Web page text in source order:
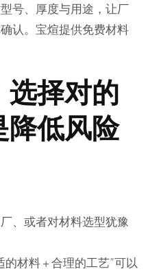
号、厚度与用途，让厂
认。宝煊提供免费材料
选择对的
降低风险
、或者对材料选型犹豫
材料 + 合理的工艺”可以